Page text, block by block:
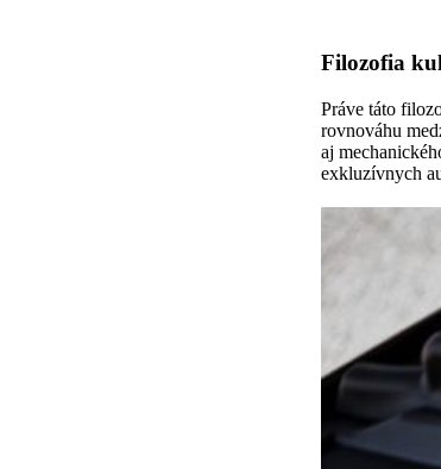
Filozofia
Práve táto
rovnováhu
aj
exkluzívnych